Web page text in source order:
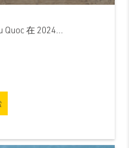
Quoc 在 2024...